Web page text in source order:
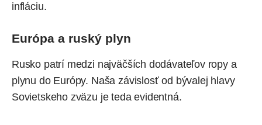
infláciu.
Európa a ruský plyn
Rusko patrí medzi najväčších dodávateľov ropy a
plynu do Európy. Naša závislosť od bývalej hlavy
Sovietskeho zväzu je teda evidentná.